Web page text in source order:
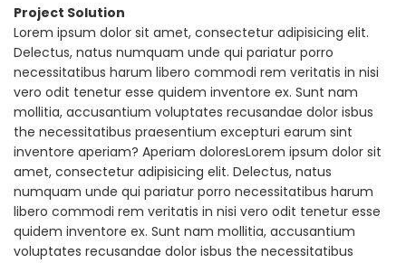
Project Solution
Lorem ipsum dolor sit amet, consectetur adipisicing elit.
Delectus, natus numquam unde qui pariatur porro
necessitatibus harum libero commodi rem veritatis in nisi
vero odit tenetur esse quidem inventore ex. Sunt nam
mollitia, accusantium voluptates recusandae dolor isbus
the necessitatibus praesentium excepturi earum sint
inventore aperiam? Aperiam doloresLorem ipsum dolor sit
amet, consectetur adipisicing elit. Delectus, natus
numquam unde qui pariatur porro necessitatibus harum
libero commodi rem veritatis in nisi vero odit tenetur esse
quidem inventore ex. Sunt nam mollitia, accusantium
voluptates recusandae dolor isbus the necessitatibus